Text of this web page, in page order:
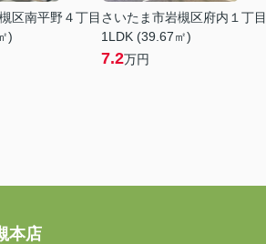
区南平野４丁目
)
さいたま市岩槻区府内１丁目
1LDK (39.67㎡)
7.2万円
本店